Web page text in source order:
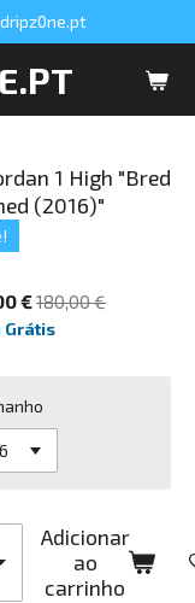
1 High "Bred
(2016)"
€180,00 €
Grátis
Adicionar
ao
carrinho